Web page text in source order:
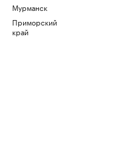
Мурманск
Приморский
край